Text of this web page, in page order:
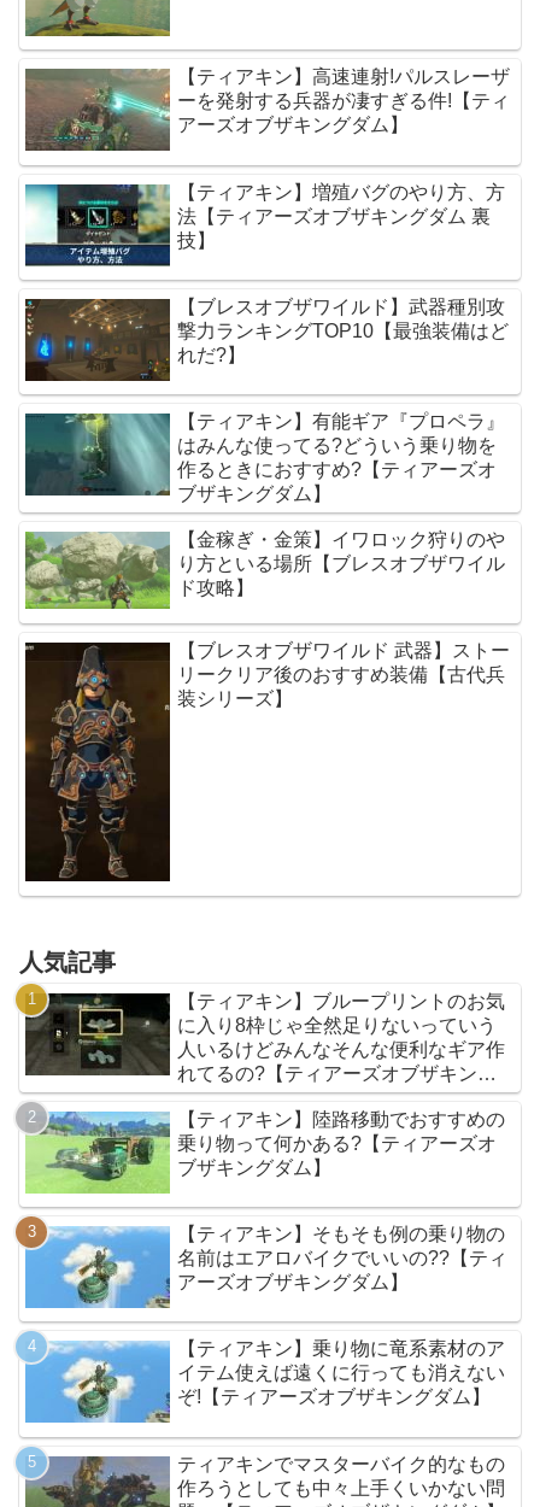
【ティアキン】高速連射!パルスレーザ
ーを発射する兵器が凄すぎる件!【ティ
アーズオブザキングダム】
【ティアキン】増殖バグのやり方、方
法【ティアーズオブザキングダム 裏
技】
【ブレスオブザワイルド】武器種別攻
撃力ランキングTOP10【最強装備はど
れだ?】
【ティアキン】有能ギア『プロペラ』
はみんな使ってる?どういう乗り物を
作るときにおすすめ?【ティアーズオ
ブザキングダム】
【金稼ぎ・金策】イワロック狩りのや
り方といる場所【ブレスオブザワイル
ド攻略】
【ブレスオブザワイルド 武器】ストー
リークリア後のおすすめ装備【古代兵
装シリーズ】
人気記事
【ティアキン】ブループリントのお気
に入り8枠じゃ全然足りないっていう
人いるけどみんなそんな便利なギア作
れてるの?【ティアーズオブザキング
ダム】
【ティアキン】陸路移動でおすすめの
乗り物って何かある?【ティアーズオ
ブザキングダム】
【ティアキン】そもそも例の乗り物の
名前はエアロバイクでいいの??【ティ
アーズオブザキングダム】
【ティアキン】乗り物に竜系素材のア
イテム使えば遠くに行っても消えない
ぞ!【ティアーズオブザキングダム】
ティアキンでマスターバイク的なもの
作ろうとしても中々上手くいかない問